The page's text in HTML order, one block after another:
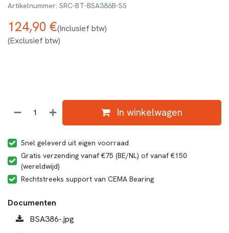
SRC-BT-BSA386B-SS
124,90 €(Inclusief btw)
(Exclusief btw)
In winkelwagen
Snel geleverd uit eigen voorraad
Gratis verzending vanaf €75 (BE/NL) of vanaf €150
(wereldwijd)
Rechtstreeks support van CEMA Bearing
Documenten
BSA386-.jpg